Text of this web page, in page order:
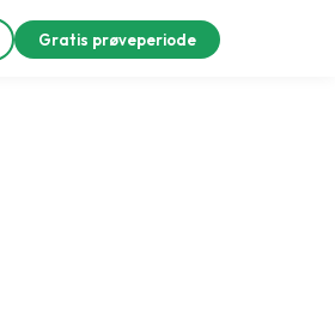
Gratis prøveperiode